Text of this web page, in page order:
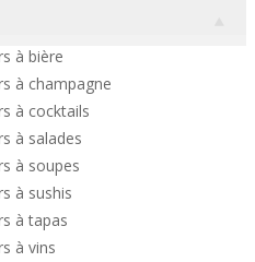
à bière
à champagne
à cocktails
à salades
à soupes
à sushis
à tapas
à vins